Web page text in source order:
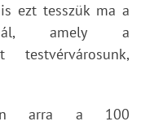
ezt tesszük ma a
amely a
testvérvárosunk,
arra a 100